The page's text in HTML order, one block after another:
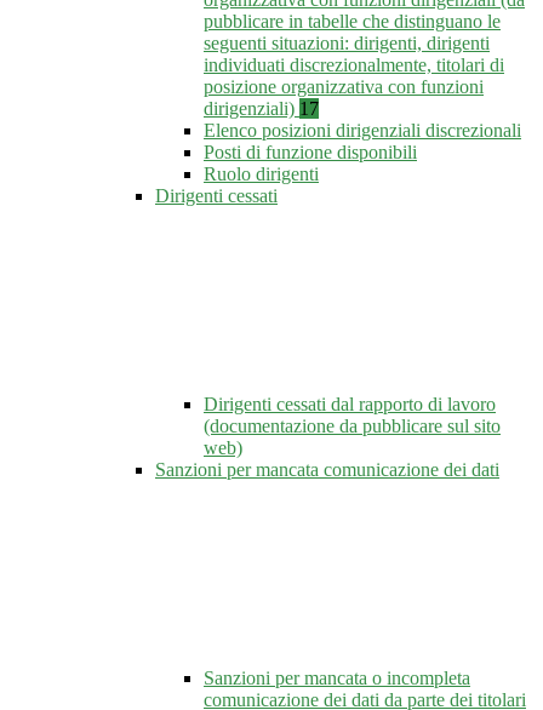
pubblicare in tabelle che distinguano le
seguenti situazioni: dirigenti, dirigenti
individuati discrezionalmente, titolari di
posizione organizzativa con funzioni
dirigenziali) 17
Elenco posizioni dirigenziali discrezionali
Posti di funzione disponibili
Ruolo dirigenti
Dirigenti cessati
Dirigenti cessati dal rapporto di lavoro
(documentazione da pubblicare sul sito
web)
Sanzioni per mancata comunicazione dei dati
Sanzioni per mancata o incompleta
comunicazione dei dati da parte dei titolari